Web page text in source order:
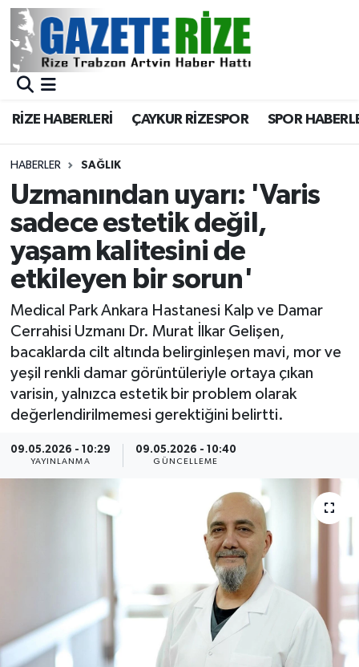
RİZE HABERLERİ ÇAYKUR RİZESPOR SPOR
HABERLER SAĞLIK
Uzmanından uyarı: 'Varis
sadece estetik değil,
yaşam kalitesini de
etkileyen bir sorun'
Medical Park Ankara Hastanesi Kalp ve Damar
Cerrahisi Uzmanı Dr. Murat İlkar Gelişen,
bacaklarda cilt altında belirginleşen mavi, mor ve
yeşil renkli damar görüntüleriyle ortaya çıkan
varisin, yalnızca estetik bir problem olarak
değerlendirilmemesi gerektiğini belirtti.
09.05.2026 - 10:29
YAYINLANMA
09.05.2026 - 10:40
GÜNCELLEME
BÖLGEMİZ
Asayiş
Rize Jandarma Komutanlığı
Bilim Teknoloji
Bölge
Advertising news
Canlı Maç
ÇEVRE
English News
Finans
Merkez Nöbetçi Eczaneler
Merkez Trafik Yoğunluk Haritası
Süper Lig Puan Durumu ve Fikstür
Tüm Manşetler
Son Dakika Haberleri
Haber Arşivi